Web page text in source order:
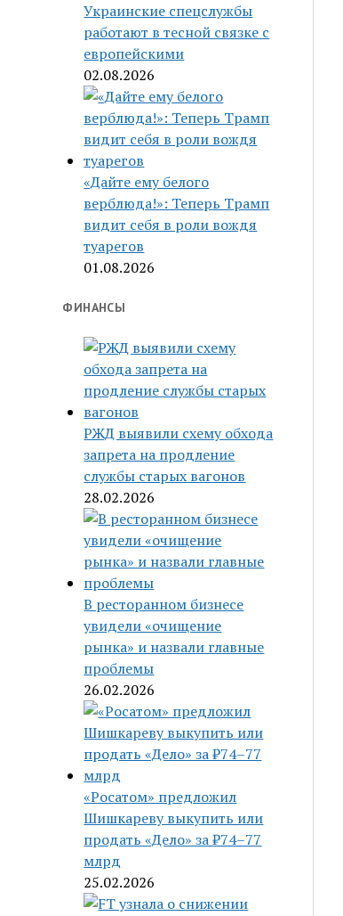
Украинские спецслужбы
работают в тесной связке с
европейскими
02.08.2026
«Дайте ему белого
верблюда!»: Теперь Трамп
видит себя в роли вождя
туарегов
01.08.2026
ФИНАНСЫ
РЖД выявили схему обхода
запрета на продление
службы старых вагонов
28.02.2026
В ресторанном бизнесе
увидели «очищение
рынка» и назвали главные
проблемы
26.02.2026
«Росатом» предложил
Шишкареву выкупить или
продать «Дело» за ₽74–77
млрд
25.02.2026